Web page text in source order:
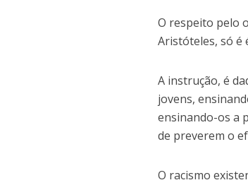
O respeito pelo
Aristóteles, só é
A instrução, é
jovens,
ensinando-os a
de preverem o
O racismo